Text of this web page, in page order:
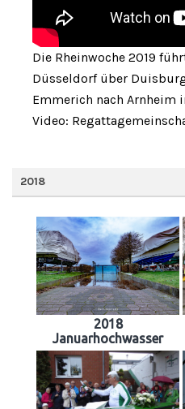
Die Rheinwoche 2019
Düsseldorf über
Emmerich nach Arnheim
Video:
2018
2018
Januarhochwasser